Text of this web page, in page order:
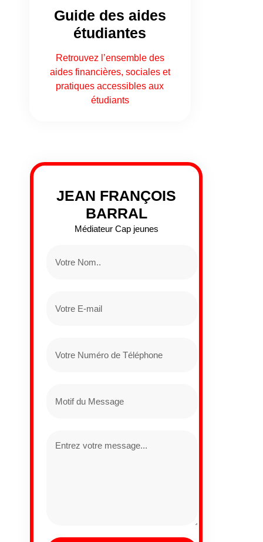
Guide des aides
étudiantes
Retrouvez l’ensemble des
aides financières, sociales et
pratiques accessibles aux
étudiants
JEAN FRANÇOIS
BARRAL
Médiateur Cap jeunes